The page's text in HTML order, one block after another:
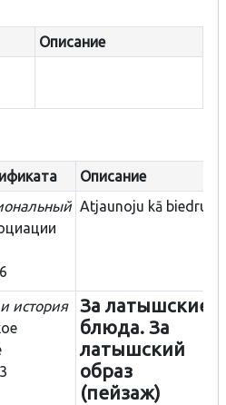
Описание
Описание
Atjaunoju kā biedrus
история
За латышские
блюда. За
латышский
образ
(пейзаж)